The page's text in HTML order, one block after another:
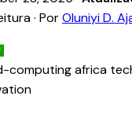
· PorOluniyi D.
computingafrica